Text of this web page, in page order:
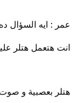
عمر : ايه السؤال
انت هتعمل هتلر
هتلر بعصبية و